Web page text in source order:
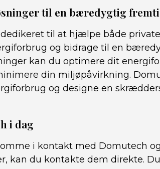
til en bæredygtig
til at hjælpe både
og bidrage til en
kan du optimere dit
din miljøpåvirkning.
og designe en
i dag
i kontakt med Domutech
kan du kontakte dem direkte.